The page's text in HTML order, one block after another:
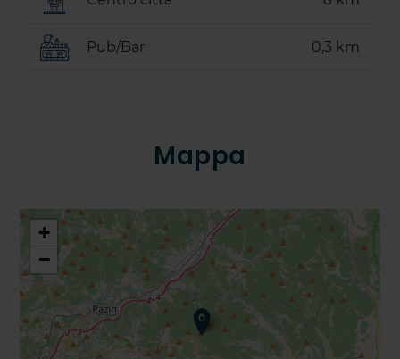
Pub/Bar 0,3 km
Mappa
+
−